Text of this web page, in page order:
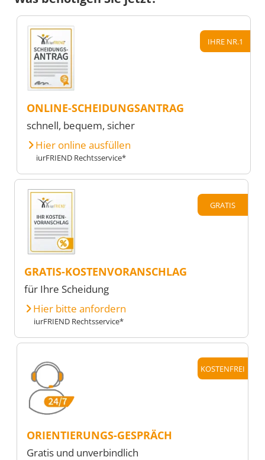
IHRE NR.1
ONLINE-SCHEIDUNGSANTRAG
schnell, bequem, sicher
Hier online ausfüllen
iurFRIEND Rechtsservice*
GRATIS
GRATIS-KOSTENVORANSCHLAG
für Ihre Scheidung
Hier bitte anfordern
iurFRIEND Rechtsservice*
KOSTENFREI
ORIENTIERUNGS-GESPRÄCH
Gratis und unverbindlich